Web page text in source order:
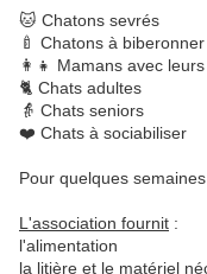
🐱 Chatons sevrés
🍼 Chatons à biberonner
👩‍👧 Mamans avec
🐈 Chats adultes
👵 Chats seniors
❤️ Chats à sociabiliser
Pour quelques
L'association fournit :
l'alimentation
la litière et le matériel